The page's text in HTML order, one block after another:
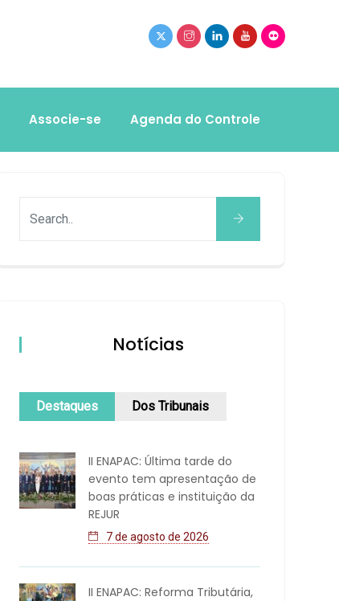
Associe-se Agenda do Controle
Notícias
Destaques Dos Tribunais
II ENAPAC: Última tarde do
evento tem apresentação de
boas práticas e instituição da
REJUR
7 de agosto de 2026
II ENAPAC: Reforma Tributária,